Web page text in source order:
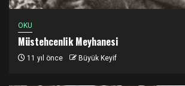
OKU
Müstehcenlik Meyhanesi
11 yıl önce Büyük Keyif